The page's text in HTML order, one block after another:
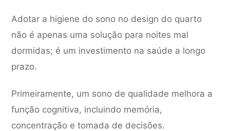
Adotar a higiene do sono no design do quarto
não é apenas uma solução para noites mal
dormidas; é um investimento na saúde a longo
prazo.
Primeiramente, um sono de qualidade melhora a
função cognitiva, incluindo memória,
concentração e tomada de decisões.